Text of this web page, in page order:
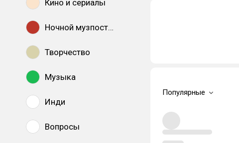
Кино и сериалы
Ночной музпостинг
Творчество
Музыка
Инди
Вопросы
Популярные